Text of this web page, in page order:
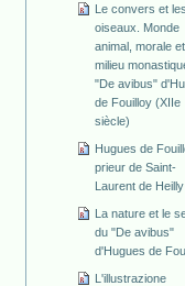
Le convers et les
oiseaux. Monde
animal, morale et
milieu
"De avibus"
de Fouilloy (XIIe
siècle)
Hugues de
prieur de Saint-
Laurent de Heilly
La nature et le
du "De avibus"
d'Hugues de
L'illustrazione